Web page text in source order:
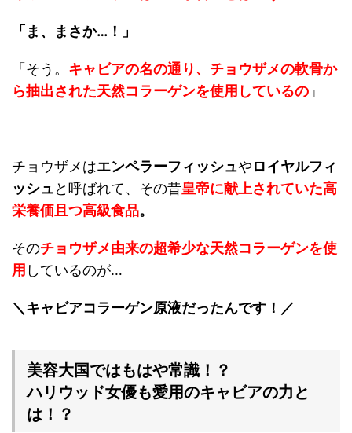
「ま、まさか…！」
「そう。 キャビアの名の通り、 チョウザメの軟骨か
ら抽出された天然コラーゲンを使用しているの 」
チョウザメはエンペラーフィッシュやロイヤルフィ
ッシュ と呼ばれて、その昔皇帝に献上されていた高
栄養価且つ高級食品。
そのチョウザメ由来の超希少な天然コラーゲンを使
用 しているのが…
＼キャビアコラーゲン原液だったんです！／
美容大国ではもはや常識！？
ハリウッド女優も愛用のキャビアの力と
は！？